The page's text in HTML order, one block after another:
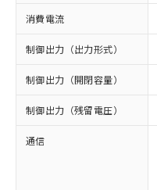
消費電流
制御出力（出力形式）
制御出力（開閉容量）
制御出力（残留電圧）
通信